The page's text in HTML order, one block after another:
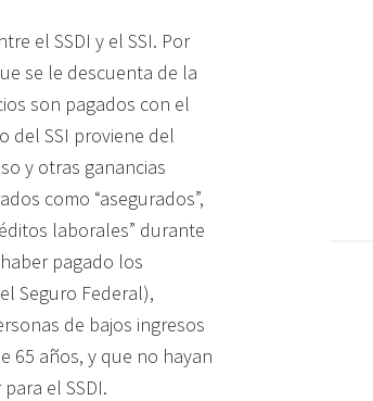
el SSDI y el SSI. Por
se le descuenta de la
son pagados con el
del SSI proviene del
y otras ganancias
como “asegurados”,
laborales” durante
pagado los
Seguro Federal),
de bajos ingresos
65 años, y que no hayan
el SSDI.